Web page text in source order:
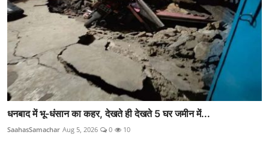
धनबाद में भू-धंसान का कहर, देखते ही देखते 5 घर जमीन में...
SaahasSamachar Aug 5, 2026 0 10